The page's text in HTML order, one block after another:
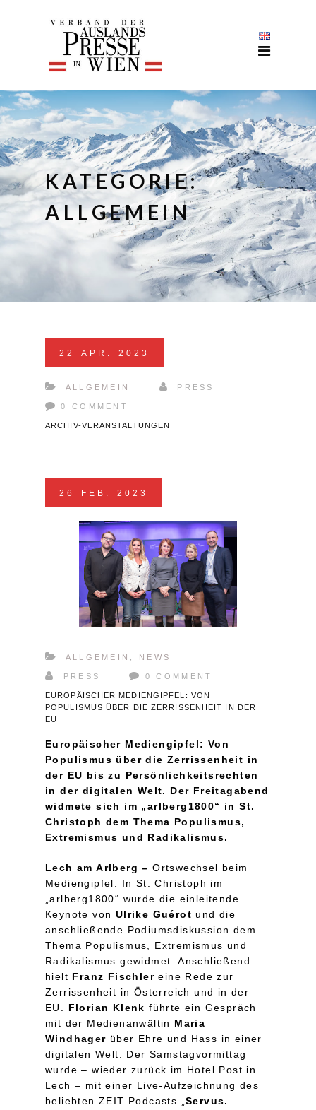
KATEGORIE:
ALLGEMEIN
22 APR. 2023
ALLGEMEIN PRESS
0 COMMENT
ARCHIV-VERANSTALTUNGEN
26 FEB. 2023
ALLGEMEIN NEWS
PRESS 0 COMMENT
EUROPÄISCHER MEDIENGIPFEL: VON
POPULISMUS ÜBER DIE ZERRISSENHEIT IN DER
EU
Europäischer Mediengipfel: Von
Populismus über die Zerrissenheit in
der EU bis zu Persönlichkeitsrechten
in der digitalen Welt. Der Freitagabend
widmete sich im „arlberg1800“ in St.
Christoph dem Thema Populismus,
Extremismus und Radikalismus.
Lech am Arlberg – Ortswechsel beim
Mediengipfel: In St. Christoph im
„arlberg1800“ wurde die einleitende
Keynote von Ulrike Guérot und die
anschließende Podiumsdiskussion dem
Thema Populismus, Extremismus und
Radikalismus gewidmet. Anschließend
hielt Franz Fischler eine Rede zur
Zerrissenheit in Österreich und in der
EU. Florian Klenk führte ein Gespräch
mit der Medienanwältin Maria
Windhager über Ehre und Hass in einer
digitalen Welt. Der Samstagvormittag
wurde – wieder zurück im Hotel Post in
Lech – mit einer Live-Aufzeichnung des
beliebten ZEIT Podcasts „ Servus.